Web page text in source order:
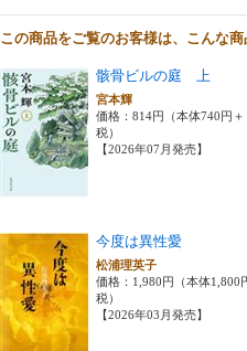
この商品をご覧のお客様は、こんな商
骸骨ビルの庭 上
宮本輝
価格：814円（本体740円＋
税）
【2026年07月発売】
今度は異性愛
松浦理英子
価格：1,980円（本体1,800
税）
【2026年03月発売】